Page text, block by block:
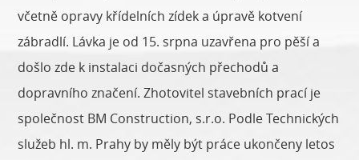
včetně opravy křídelních zídek a úpravě kotvení
zábradlí. Lávka je od 15. srpna uzavřena pro pěší a
došlo zde k instalaci dočasných přechodů a
dopravního značení. Zhotovitel stavebních prací je
společnost BM Construction, s.r.o. Podle Technických
služeb hl. m. Prahy by měly být práce ukončeny letos